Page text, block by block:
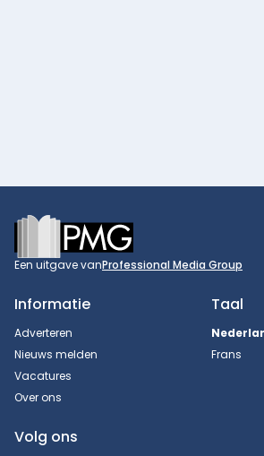
Footer
Een uitgave vanProfessional Media Group
Informatie
Adverteren
Nieuws melden
Vacatures
Over ons
Taal
Frans
Volg ons